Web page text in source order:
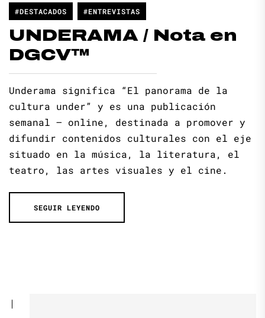
#DESTACADOS #ENTREVISTAS
UNDERAMA / Nota en
DGCV™
Underama significa “El panorama de la
cultura under” y es una publicación
semanal – online, destinada a promover y
difundir contenidos culturales con el eje
situado en la música, la literatura, el
teatro, las artes visuales y el cine.
SEGUIR LEYENDO